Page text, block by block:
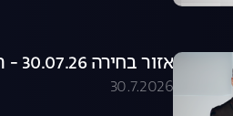
אזור בחירה 30.07.26 - התכנית המלאה
30.7.2026